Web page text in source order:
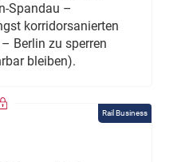
Spandau –
korridorsanierten
Berlin zu sperren
bleiben).
Rail Business